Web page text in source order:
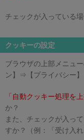
チェックが入っている
クッキーの設定
ブラウザの上部メニュ
ン】⇒【プライバシー
「自動クッキー処理を上
か？
また、チェックが入っ
すか？（例：「受け入